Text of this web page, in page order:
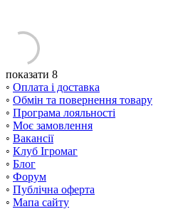
показати 8
◦ Оплата і доставка
◦ Обмін та повернення товару
◦ Програма лояльності
◦ Моє замовлення
◦ Вакансії
◦ Клуб Ігромаг
◦ Блог
◦ Форум
◦ Публічна оферта
◦ Мапа сайту